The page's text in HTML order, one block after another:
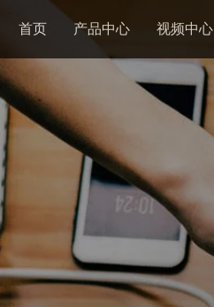
首页 产品中心 视频中心